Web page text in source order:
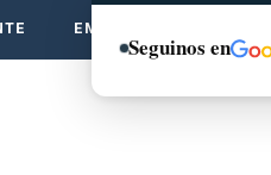
EMPRENDE VERDE
Seguinos en